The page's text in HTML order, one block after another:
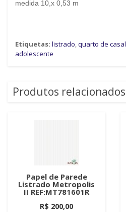
medida 10,x 0,53 m
Etiquetas: listrado,quarto de casal
adolescente
Produtos relacionados
Papel de Parede
Listrado Metropolis
II REF:MT781601R
R$ 200,00